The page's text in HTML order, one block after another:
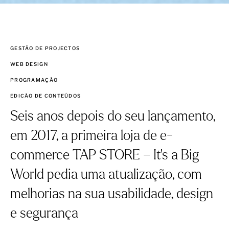
GESTÃO DE PROJECTOS
WEB DESIGN
PROGRAMAÇÃO
EDICÃO DE CONTEÚDOS
Seis anos depois do seu lançamento,
em 2017, a primeira loja de e-
commerce TAP STORE – It’s a Big
World pedia uma atualização, com
melhorias na sua usabilidade, design
e segurança